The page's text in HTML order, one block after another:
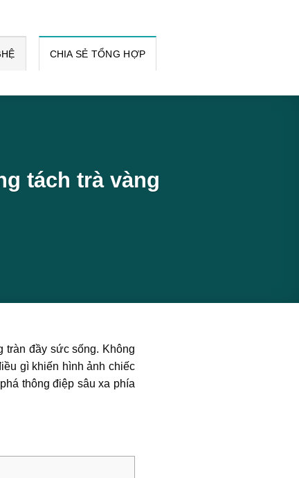
CHIA SẺ TỔNG HỢP
tách trà vàng
tràn đầy sức sống. Không
gì khiến hình ảnh chiếc
thông điệp sâu xa phía